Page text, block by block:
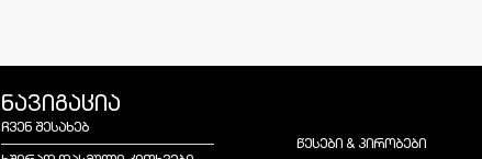
ნავიგაცია
ჩვენ შესახებ
წესები & პირობები